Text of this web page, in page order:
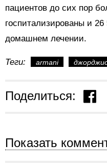
пациентов до сих пор
госпитализированы и
домашнем лечении.
Теги: armani
Поделиться:
Показать